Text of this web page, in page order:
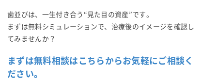
歯並びは、一生付き合う“見た目の資産”です。
まずは無料シミュレーションで、治療後のイメージを確認し
てみませんか？
まずは無料相談はこちらからお気軽にご相談く
ださい。